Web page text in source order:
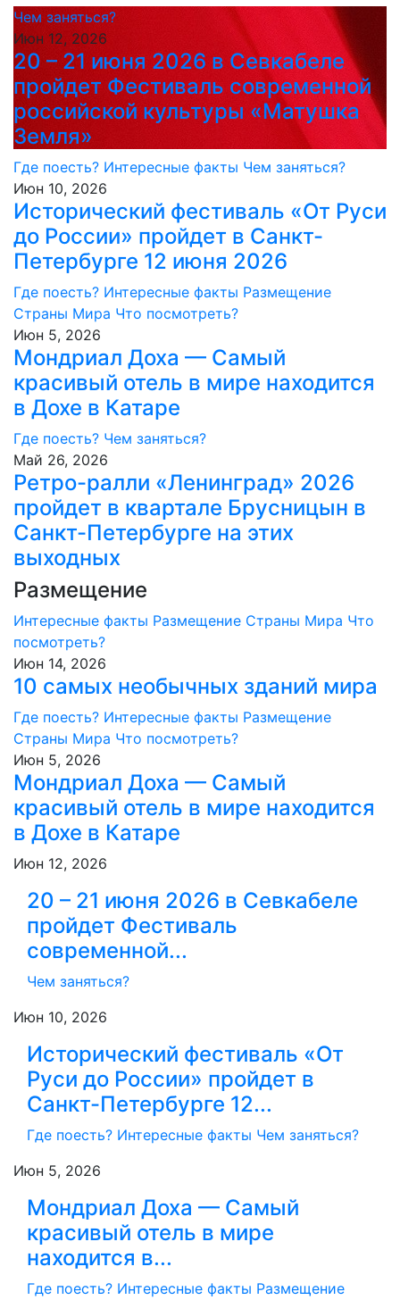
Чем заняться?
Июн 12, 2026
20 – 21 июня 2026 в Севкабеле
пройдет Фестиваль современной
российской культуры «Матушка
Земля»
Где поесть? Интересные факты Чем заняться?
Июн 10, 2026
Исторический фестиваль «От Руси
до России» пройдет в Санкт-
Петербурге 12 июня 2026
Где поесть? Интересные факты Размещение
Страны Мира Что посмотреть?
Июн 5, 2026
Мондриал Доха — Самый
красивый отель в мире находится
в Дохе в Катаре
Где поесть? Чем заняться?
Май 26, 2026
Ретро-ралли «Ленинград» 2026
пройдет в квартале Брусницын в
Санкт-Петербурге на этих
выходных
Размещение
Интересные факты Размещение Страны Мира Что
посмотреть?
Июн 14, 2026
10 самых необычных зданий мира
Где поесть? Интересные факты Размещение
Страны Мира Что посмотреть?
Июн 5, 2026
Мондриал Доха — Самый
красивый отель в мире находится
в Дохе в Катаре
Июн 12, 2026
20 – 21 июня 2026 в Севкабеле
пройдет Фестиваль
современной...
Чем заняться?
Июн 10, 2026
Исторический фестиваль «От
Руси до России» пройдет в
Санкт-Петербурге 12...
Где поесть? Интересные факты Чем заняться?
Июн 5, 2026
Мондриал Доха — Самый
красивый отель в мире
находится в...
Где поесть? Интересные факты Размещение